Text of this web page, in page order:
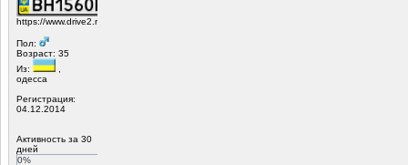
https://www.drive2.ru/r/opel/1155752/
Пол:
Возраст: 35
Из:
,
одесса
Регистрация:
04.12.2014
Активность за 30
дней
0%